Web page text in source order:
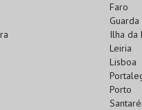
Faro
Guarda
Ilha da
Leiria
Lisboa
Porto